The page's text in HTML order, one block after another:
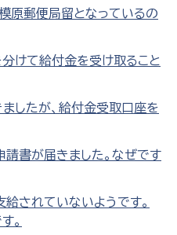
原郵便局留となっているの
けて給付金を受け取ること
したが、給付金受取口座を
請書が届きました。なぜです
されていないようです。
。